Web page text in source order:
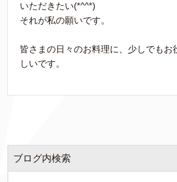
いただきたい(*^^*)
それが私の願いです。
皆さまの日々のお料理に、少しでもお
しいです。
ブログ内検索